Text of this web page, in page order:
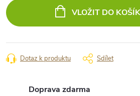
cena:
VLOŽIT DO
Dotaz k produktu Sdílet
Doprava zdarma